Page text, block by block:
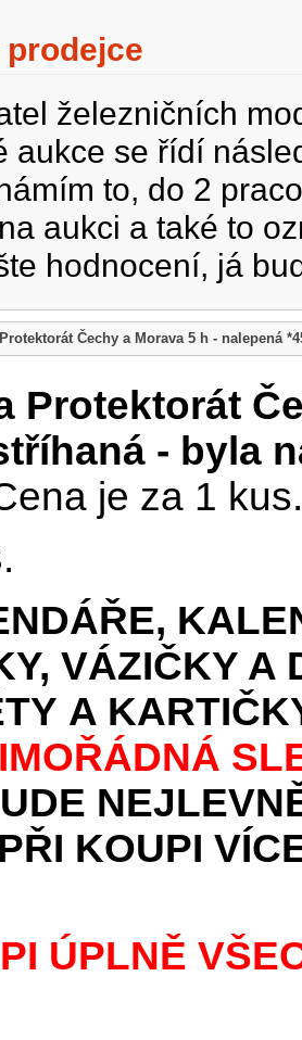
železničních
aukce se řídí
to, do 2
aukci a také to
hodnocení, já
Čechy a Morava 5 h - nalepená
Protektorát
- byla
je za 1 kus.
VÁZIČKY A
A
KOUPI
ÚPLNĚ